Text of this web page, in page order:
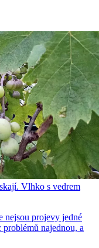
Vlhko s vedrem
nejsou projevy jedné
problémů najednou, a